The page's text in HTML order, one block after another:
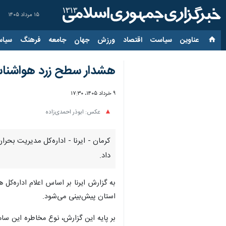
۱۵ مرداد ۱۴۰۵
عناوین‌ سیاست اقتصاد ورزش جهان جامعه فرهنگ
هشدار سطح زرد
۹ خرداد ۱۴۰۵، ۱۷:۳۰